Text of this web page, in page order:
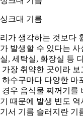
크대 기름
가 생각하는 것보다
발생할 수 있다는
, 세탁실, 화장실 등
가장 취약한 곳이라 보
하수구마다 다양한 마
경우 음식물 찌꺼기를
때문에 발생 빈도
서 기름 슬러지란 기